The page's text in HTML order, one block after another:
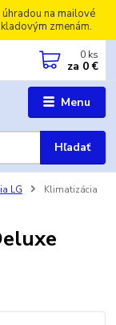
na mailové
zmenám.
Menu
Hľadať
0 ks
za 0 €
LG
Klimatizácia